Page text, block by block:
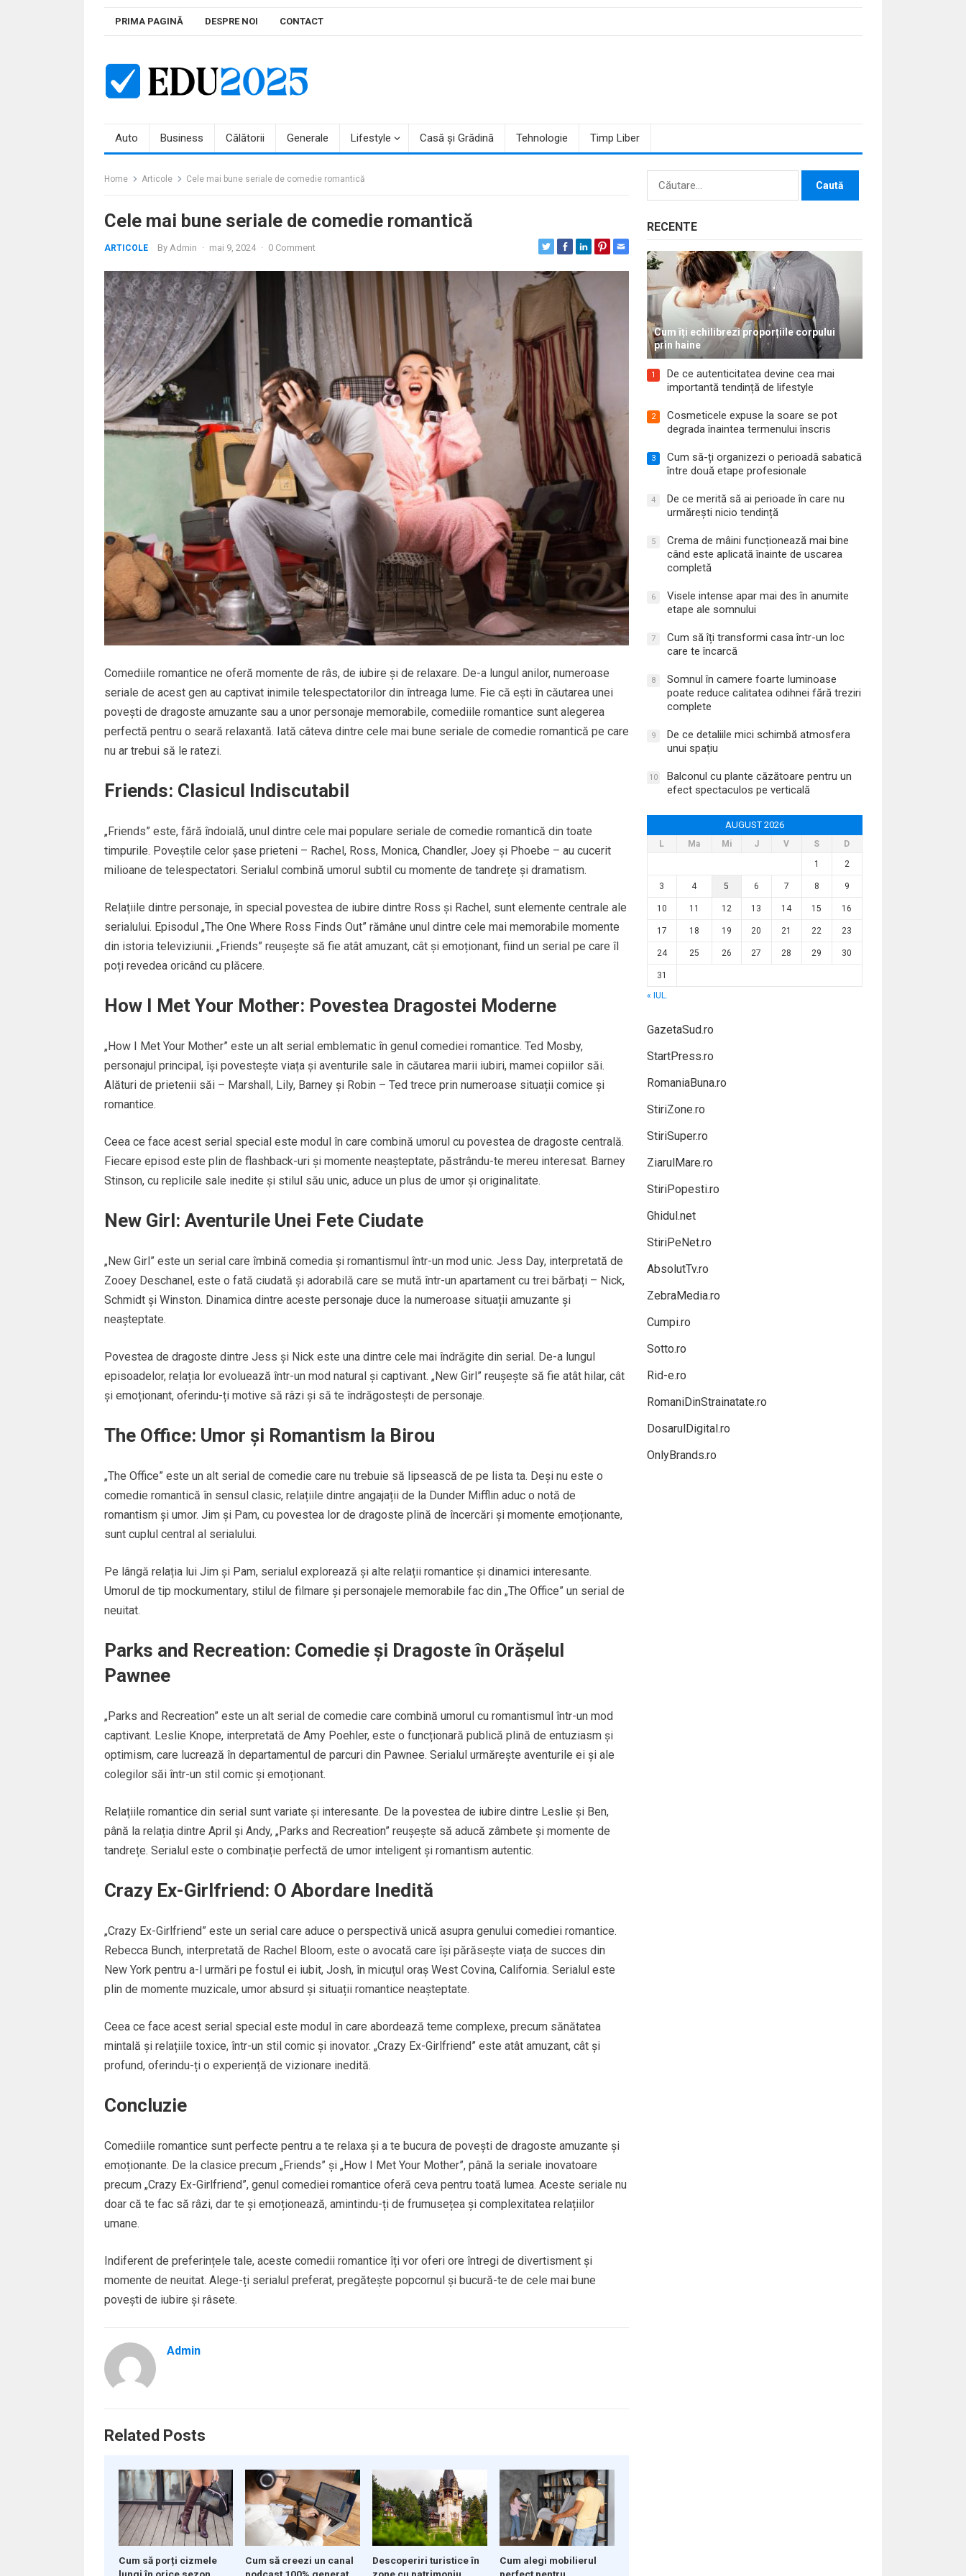
PRIMA PAGINĂ DESPRE NOI CONTACT
Auto Business Călătorii Generale Lifestyle Casă și Grădină Tehnologie Timp Liber
Home Articole Cele mai bune seriale de comedie romantică
Cele mai bune seriale de comedie romantică
ARTICOLE By Admin · mai 9, 2024 · 0 Comment
Comediile romantice ne oferă momente de râs, de iubire și de relaxare. De-a lungul anilor, numeroase
seriale de acest gen au captivat inimile telespectatorilor din întreaga lume. Fie că ești în căutarea unei
povești de dragoste amuzante sau a unor personaje memorabile, comediile romantice sunt alegerea
perfectă pentru o seară relaxantă. Iată câteva dintre cele mai bune seriale de comedie romantică pe care
nu ar trebui să le ratezi.
Friends: Clasicul Indiscutabil
„Friends” este, fără îndoială, unul dintre cele mai populare seriale de comedie romantică din toate
timpurile. Poveștile celor șase prieteni – Rachel, Ross, Monica, Chandler, Joey și Phoebe – au cucerit
milioane de telespectatori. Serialul combină umorul subtil cu momente de tandrețe și dramatism.
Relațiile dintre personaje, în special povestea de iubire dintre Ross și Rachel, sunt elemente centrale ale
serialului. Episodul „The One Where Ross Finds Out” rămâne unul dintre cele mai memorabile momente
din istoria televiziunii. „Friends” reușește să fie atât amuzant, cât și emoționant, fiind un serial pe care îl
poți revedea oricând cu plăcere.
How I Met Your Mother: Povestea Dragostei Moderne
„How I Met Your Mother” este un alt serial emblematic în genul comediei romantice. Ted Mosby,
personajul principal, își povestește viața și aventurile sale în căutarea marii iubiri, mamei copiilor săi.
Alături de prietenii săi – Marshall, Lily, Barney și Robin – Ted trece prin numeroase situații comice și
romantice.
Ceea ce face acest serial special este modul în care combină umorul cu povestea de dragoste centrală.
Fiecare episod este plin de flashback-uri și momente neașteptate, păstrându-te mereu interesat. Barney
Stinson, cu replicile sale inedite și stilul său unic, aduce un plus de umor și originalitate.
New Girl: Aventurile Unei Fete Ciudate
„New Girl” este un serial care îmbină comedia și romantismul într-un mod unic. Jess Day, interpretată de
Zooey Deschanel, este o fată ciudată și adorabilă care se mută într-un apartament cu trei bărbați – Nick,
Schmidt și Winston. Dinamica dintre aceste personaje duce la numeroase situații amuzante și
neașteptate.
Povestea de dragoste dintre Jess și Nick este una dintre cele mai îndrăgite din serial. De-a lungul
episoadelor, relația lor evoluează într-un mod natural și captivant. „New Girl” reușește să fie atât hilar, cât
și emoționant, oferindu-ți motive să râzi și să te îndrăgostești de personaje.
The Office: Umor și Romantism la Birou
„The Office” este un alt serial de comedie care nu trebuie să lipsească de pe lista ta. Deși nu este o
comedie romantică în sensul clasic, relațiile dintre angajații de la Dunder Mifflin aduc o notă de
romantism și umor. Jim și Pam, cu povestea lor de dragoste plină de încercări și momente emoționante,
sunt cuplul central al serialului.
Pe lângă relația lui Jim și Pam, serialul explorează și alte relații romantice și dinamici interesante.
Umorul de tip mockumentary, stilul de filmare și personajele memorabile fac din „The Office” un serial de
neuitat.
Parks and Recreation: Comedie și Dragoste în Orășelul
Pawnee
„Parks and Recreation” este un alt serial de comedie care combină umorul cu romantismul într-un mod
captivant. Leslie Knope, interpretată de Amy Poehler, este o funcționară publică plină de entuziasm și
optimism, care lucrează în departamentul de parcuri din Pawnee. Serialul urmărește aventurile ei și ale
colegilor săi într-un stil comic și emoționant.
Relațiile romantice din serial sunt variate și interesante. De la povestea de iubire dintre Leslie și Ben,
până la relația dintre April și Andy, „Parks and Recreation” reușește să aducă zâmbete și momente de
tandrețe. Serialul este o combinație perfectă de umor inteligent și romantism autentic.
Crazy Ex-Girlfriend: O Abordare Inedită
„Crazy Ex-Girlfriend” este un serial care aduce o perspectivă unică asupra genului comediei romantice.
Rebecca Bunch, interpretată de Rachel Bloom, este o avocată care își părăsește viața de succes din
New York pentru a-l urmări pe fostul ei iubit, Josh, în micuțul oraș West Covina, California. Serialul este
plin de momente muzicale, umor absurd și situații romantice neașteptate.
Ceea ce face acest serial special este modul în care abordează teme complexe, precum sănătatea
mintală și relațiile toxice, într-un stil comic și inovator. „Crazy Ex-Girlfriend” este atât amuzant, cât și
profund, oferindu-ți o experiență de vizionare inedită.
Concluzie
Comediile romantice sunt perfecte pentru a te relaxa și a te bucura de povești de dragoste amuzante și
emoționante. De la clasice precum „Friends” și „How I Met Your Mother”, până la seriale inovatoare
precum „Crazy Ex-Girlfriend”, genul comediei romantice oferă ceva pentru toată lumea. Aceste seriale nu
doar că te fac să râzi, dar te și emoționează, amintindu-ți de frumusețea și complexitatea relațiilor
umane.
Indiferent de preferințele tale, aceste comedii romantice îți vor oferi ore întregi de divertisment și
momente de neuitat. Alege-ți serialul preferat, pregătește popcornul și bucură-te de cele mai bune
povești de iubire și râsete.
Admin
Related Posts
Cum să porți cizmele
Cum să creezi un canal
Descoperiri turistice în
Cum alegi mobilierul
Caută
RECENTE
Cum îți echilibrezi proporțiile corpului
prin haine
1
De ce autenticitatea devine cea mai
importantă tendință de lifestyle
2
Cosmeticele expuse la soare se pot
degrada înaintea termenului înscris
3
Cum să-ți organizezi o perioadă sabatică
între două etape profesionale
4
De ce merită să ai perioade în care nu
urmărești nicio tendință
5
Crema de mâini funcționează mai bine
când este aplicată înainte de uscarea
completă
6
Visele intense apar mai des în anumite
etape ale somnului
7
Cum să îți transformi casa într-un loc
care te încarcă
8
Somnul în camere foarte luminoase
poate reduce calitatea odihnei fără treziri
complete
9
De ce detaliile mici schimbă atmosfera
unui spațiu
10
Balconul cu plante căzătoare pentru un
efect spectaculos pe verticală
AUGUST 2026
L Ma Mi J V S
D
1
2
3 4 5 6 7 8 9
10 11 12 13 14 15 16
17 18 19 20 21 22 23
24 25 26 27 28 29 30
31
« IUL.
GazetaSud.ro
StartPress.ro
RomaniaBuna.ro
StiriZone.ro
StiriSuper.ro
ZiarulMare.ro
StiriPopesti.ro
Ghidul.net
StiriPeNet.ro
AbsolutTv.ro
ZebraMedia.ro
Cumpi.ro
Sotto.ro
Rid-e.ro
RomaniDinStrainatate.ro
DosarulDigital.ro
OnlyBrands.ro